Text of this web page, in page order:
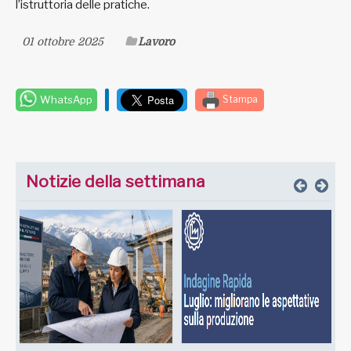
l’istruttoria delle pratiche.
01 ottobre 2025 Lavoro
WhatsApp Stampa
Notizie della settimana